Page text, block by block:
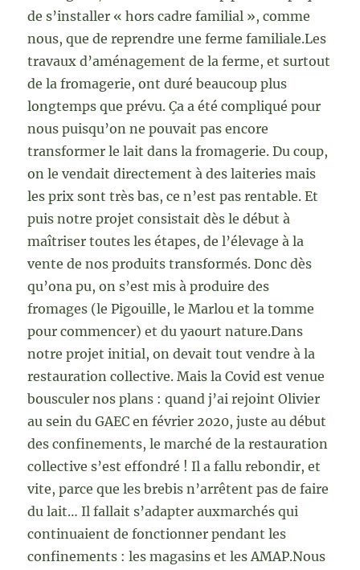
de s’installer « hors cadre familial », comme
nous, que de reprendre une ferme familiale.Les
travaux d’aménagement de la ferme, et surtout
de la fromagerie, ont duré beaucoup plus
longtemps que prévu. Ça a été compliqué pour
nous puisqu’on ne pouvait pas encore
transformer le lait dans la fromagerie. Du coup,
on le vendait directement à des laiteries mais
les prix sont très bas, ce n’est pas rentable. Et
puis notre projet consistait dès le début à
maîtriser toutes les étapes, de l’élevage à la
vente de nos produits transformés. Donc dès
qu’ona pu, on s’est mis à produire des
fromages (le Pigouille, le Marlou et la tomme
pour commencer) et du yaourt nature.Dans
notre projet initial, on devait tout vendre à la
restauration collective. Mais la Covid est venue
bousculer nos plans : quand j’ai rejoint Olivier
au sein du GAEC en février 2020, juste au début
des confinements, le marché de la restauration
collective s’est effondré ! Il a fallu rebondir, et
vite, parce que les brebis n’arrêtent pas de faire
du lait… Il fallait s’adapter auxmarchés qui
continuaient de fonctionner pendant les
confinements : les magasins et les AMAP.Nous